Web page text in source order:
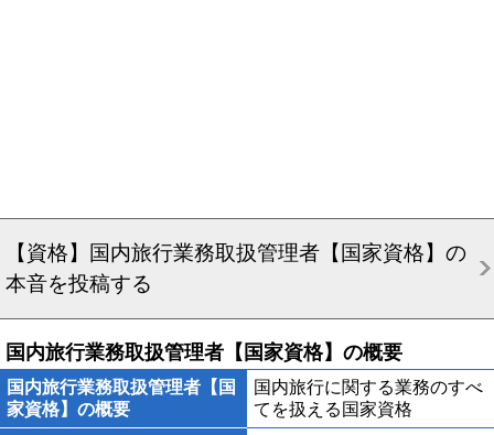
【資格】国内旅行業務取扱管理者【国家資格】の
本音を投稿する
国内旅行業務取扱管理者【国家資格】の概要
国内旅行業務取扱管理者【国
家資格】の概要
国内旅行に関する業務のすべ
てを扱える国家資格